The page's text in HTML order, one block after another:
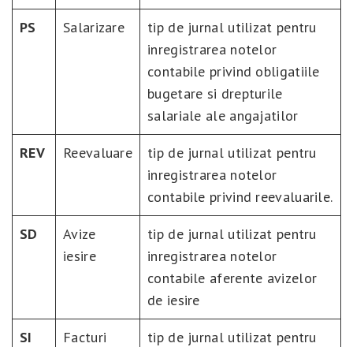
PS Salarizare
tip de jurnal utilizat pentru
inregistrarea notelor
contabile privind obligatiile
bugetare si drepturile
salariale ale angajatilor
REV Reevaluare
tip de jurnal utilizat pentru
inregistrarea notelor
contabile privind reevaluarile.
SD
Avize
iesire
tip de jurnal utilizat pentru
inregistrarea notelor
contabile aferente avizelor
de iesire
SI
Facturi
tip de jurnal utilizat pentru